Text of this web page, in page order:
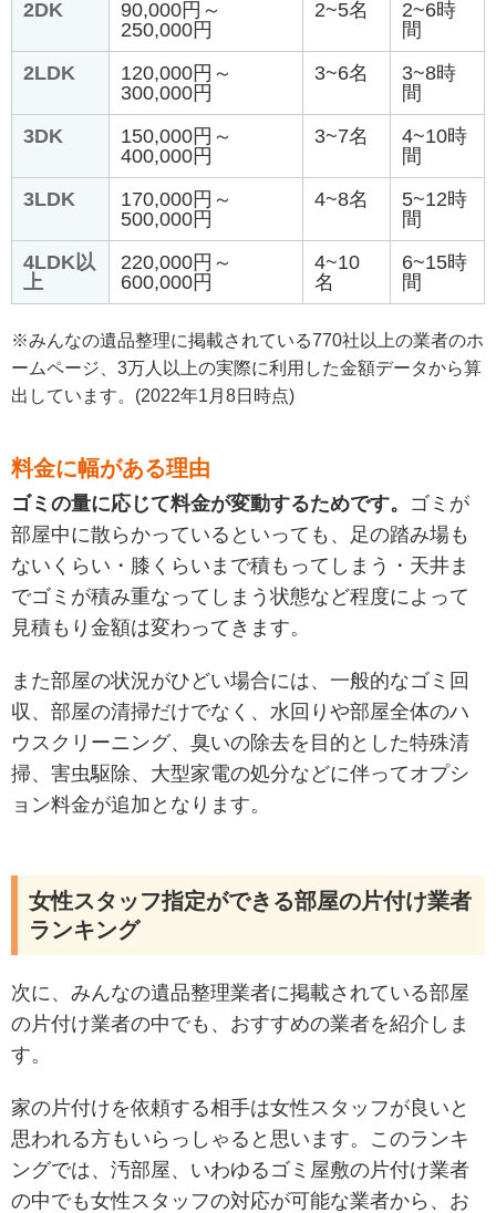
2DK
90,000円～
250,000円
2~5名
2~6時
間
2LDK
120,000円～
300,000円
3~6名
3~8時
間
3DK
150,000円～
400,000円
3~7名
4~10時
間
3LDK
170,000円～
500,000円
4~8名
5~12時
間
4LDK以
上
220,000円～
600,000円
4~10
名
6~15時
間
※みんなの遺品整理に掲載されている770社以上の業者のホ
ームページ、3万人以上の実際に利用した金額データから算
出しています。(2022年1月8日時点)
料金に幅がある理由
ゴミの量に応じて料金が変動するためです。 ゴミが
部屋中に散らかっているといっても、足の踏み場も
ないくらい・膝くらいまで積もってしまう・天井ま
でゴミが積み重なってしまう状態など程度によって
見積もり金額は変わってきます。
また部屋の状況がひどい場合には、一般的なゴミ回
収、部屋の清掃だけでなく、水回りや部屋全体のハ
ウスクリーニング、臭いの除去を目的とした特殊清
掃、害虫駆除、大型家電の処分などに伴ってオプシ
ョン料金が追加となります。
女性スタッフ指定ができる部屋の片付け業者
ランキング
次に、みんなの遺品整理業者に掲載されている部屋
の片付け業者の中でも、おすすめの業者を紹介しま
す。
家の片付けを依頼する相手は女性スタッフが良いと
思われる方もいらっしゃると思います。このランキ
ングでは、汚部屋、いわゆるゴミ屋敷の片付け業者
の中でも女性スタッフの対応が可能な業者から、お